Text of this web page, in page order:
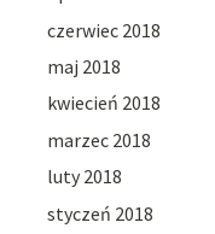
czerwiec 2018
maj 2018
kwiecień 2018
marzec 2018
luty 2018
styczeń 2018